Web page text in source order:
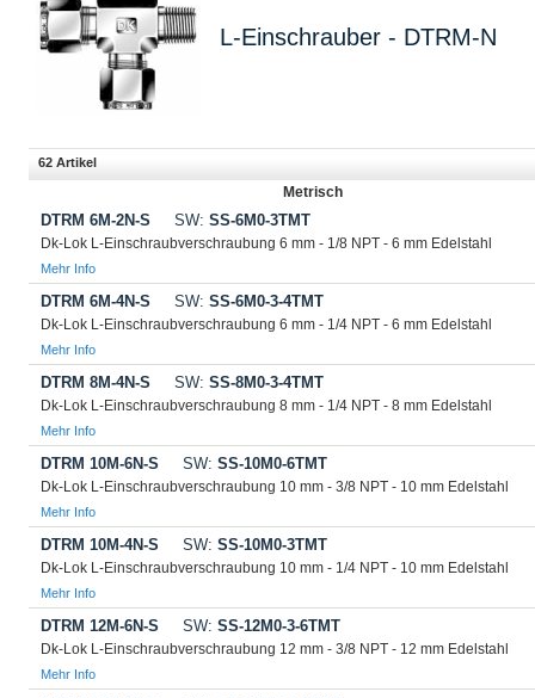
L-Einschrauber - DTRM-N
62 Artikel
Metrisch
DTRM 6M-2N-S SW: SS-6M0-3TMT
Dk-Lok L-Einschraubverschraubung 6 mm - 1/8 NPT - 6 mm Edelstahl
Mehr Info
DTRM 6M-4N-S SW: SS-6M0-3-4TMT
Dk-Lok L-Einschraubverschraubung 6 mm - 1/4 NPT - 6 mm Edelstahl
Mehr Info
DTRM 8M-4N-S SW: SS-8M0-3-4TMT
Dk-Lok L-Einschraubverschraubung 8 mm - 1/4 NPT - 8 mm Edelstahl
Mehr Info
DTRM 10M-6N-S SW: SS-10M0-6TMT
Dk-Lok L-Einschraubverschraubung 10 mm - 3/8 NPT - 10 mm Edelstahl
Mehr Info
DTRM 10M-4N-S SW: SS-10M0-3TMT
Dk-Lok L-Einschraubverschraubung 10 mm - 1/4 NPT - 10 mm Edelstahl
Mehr Info
DTRM 12M-6N-S SW: SS-12M0-3-6TMT
Dk-Lok L-Einschraubverschraubung 12 mm - 3/8 NPT - 12 mm Edelstahl
Mehr Info